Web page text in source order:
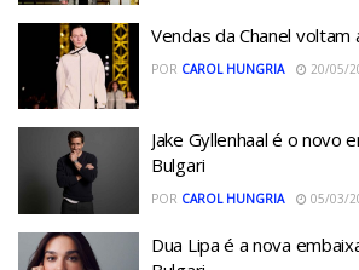
Vendas da Chanel voltam
POR CAROL HUNGRIA 20/05/
Jake Gyllenhaal é o novo
Bulgari
POR CAROL HUNGRIA 05/03/
Dua Lipa é a nova